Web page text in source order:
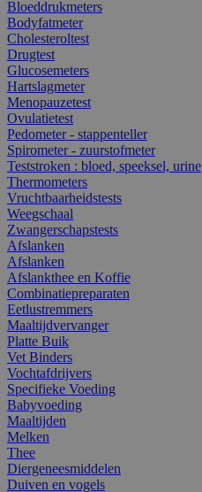
Bloeddrukmeters
Bodyfatmeter
Cholesteroltest
Drugtest
Glucosemeters
Hartslagmeter
Menopauzetest
Ovulatietest
Pedometer - stappenteller
Spirometer - zuurstofmeter
Teststroken : bloed, speeksel, urine
Thermometers
Vruchtbaarheidstests
Weegschaal
Zwangerschapstests
Afslanken
Afslanken
Afslankthee en Koffie
Combinatiepreparaten
Eetlustremmers
Maaltijdvervanger
Platte Buik
Vet Binders
Vochtafdrijvers
Specifieke Voeding
Babyvoeding
Maaltijden
Melken
Thee
Diergeneesmiddelen
Duiven en vogels